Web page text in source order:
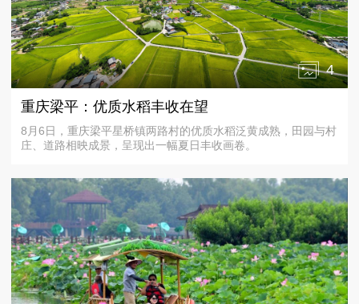
4
重庆梁平：优质水稻丰收在望
8月6日，重庆梁平星桥镇两路村的优质水稻泛黄成熟，田园与村
庄、道路相映成景，呈现出一幅夏日丰收画卷。